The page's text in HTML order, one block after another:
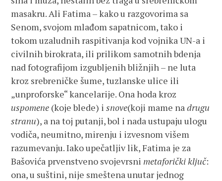
masakru. Ali Fatima – kako u razgovorima sa
Senom, svojom mlađom sapatnicom, tako i
tokom uzaludnih raspitivanja kod vojnika UN-a i
civilnih birokrata, ili prilikom samotnih bdenja
nad fotografijom izgubljenih bližnjih – ne luta
kroz srebreničke šume, tuzlanske ulice ili
„unproforske“ kancelarije. Ona hoda kroz
uspomene (koje blede) isnove(koji mame nadrugu
stranu), a na toj putanji, bol i nada ustupaju ulogu
vodiča, neumitno, mirenju i izvesnom višem
razumevanju. Iako upečatljiv lik, Fatima je za
Bašovića prvenstveno svojevrsni metaforički ključ:
ona, u suštini, nije smeštena unutar jednog